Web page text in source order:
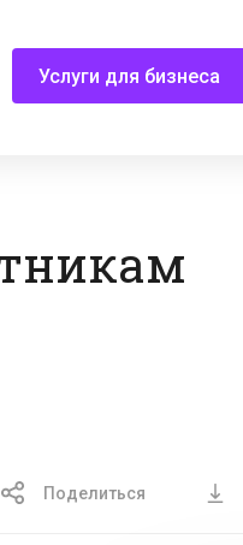
Услуги для бизнеса
Поделиться